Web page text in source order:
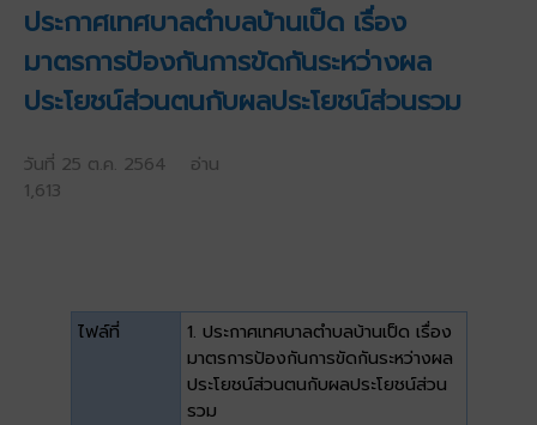
ประกาศเทศบาลตำบลบ้านเป็ด เรื่อง
มาตรการป้องกันการขัดกันระหว่างผล
ประโยชน์ส่วนตนกับผลประโยชน์ส่วนรวม
วันที่ 25 ต.ค. 2564 อ่าน
1,613
ไฟล์ที่
1. ประกาศเทศบาลตำบลบ้านเป็ด เรื่อง
มาตรการป้องกันการขัดกันระหว่างผล
ประโยชน์ส่วนตนกับผลประโยชน์ส่วน
รวม